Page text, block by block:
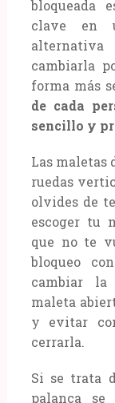
bloqueada
clave en
cambiarla
forma más
de cada
sencillo y
Las maletas
ruedas
olvides de
escoger tu
que no te
bloqueo
cambiar la
maleta
y evitar
cerrarla.
Si se trata
palanca